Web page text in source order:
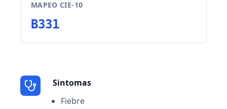
MAPEO CIE-10
B331
Sintomas
Fiebre